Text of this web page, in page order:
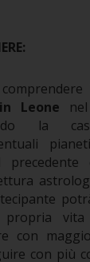
Leone
la
precedente
propria
con
con più